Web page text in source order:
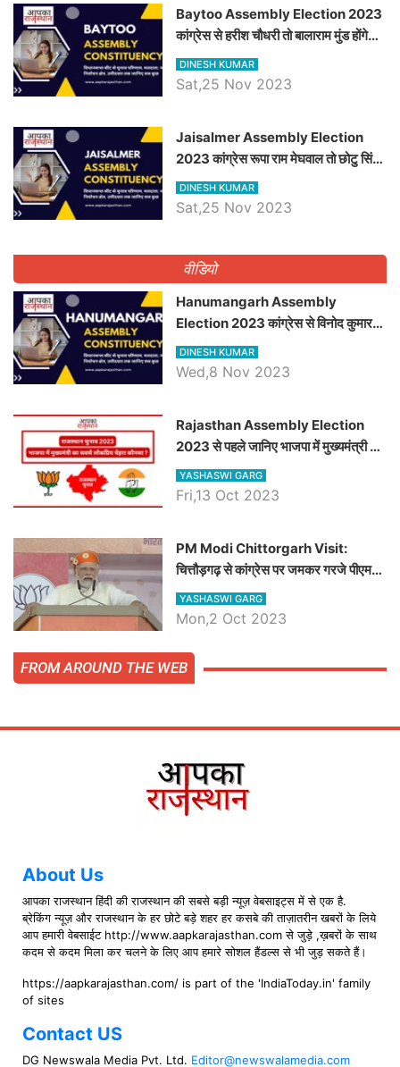
Baytoo Assembly Election 2023
कांग्रेस से हरीश चौधरी तो बालाराम मुंड होंगे
भाजपा उम्मीदवार, जानिये बायतू विधानसभा
सीट के ताजा समीकरण
DINESH KUMAR
Sat,25 Nov 2023
​​​​​​​Jaisalmer Assembly Election
2023 कांग्रेस रूपा राम मेघवाल तो छोटु सिंह
भाटी होंगे भाजपा उम्मीदवार, जानिये जैसलमेर
विधानसभा सीट के ताजा समीकरण
DINESH KUMAR
Sat,25 Nov 2023
वीडियो
Hanumangarh Assembly
Election 2023 कांग्रेस से विनोद कुमार
चौधरी तो अमित चौधरी होंगे भाजपा उम्मीदवार,
जानिये हनुमानगढ़ विधानसभा सीट के ताजा
DINESH KUMAR
Wed,8 Nov 2023
Rajasthan Assembly Election
2023 से पहले जानिए भाजपा में मुख्यमंत्री का
सबसे लोकप्रिय चेहरा कौनसा ?
YASHASWI GARG
Fri,13 Oct 2023
PM Modi Chittorgarh Visit:
चित्तौड़गढ़ से कांग्रेस पर जमकर गरजे पीएम
मोदी, जाने प्रधानमंत्री के भाषण की बड़ी
बातें, देखें वीडियो
YASHASWI GARG
Mon,2 Oct 2023
FROM AROUND THE WEB
About Us
आपका राजस्थान हिंदी की राजस्थान की सबसे बड़ी न्यूज़ वेबसाइट्स में से एक है.
ब्रेकिंग न्यूज़ और राजस्थान के हर छोटे बड़े शहर हर कसबे की ताज़ातरीन खबरों के लिये
आप हमारी वेबसाईट http://www.aapkarajasthan.com से जुड़े ,ख़बरों के साथ
कदम से कदम मिला कर चलने के लिए आप हमारे सोशल हैंडल्स से भी जुड़ सकते हैं।
https://aapkarajasthan.com/ is part of the 'IndiaToday.in' family
of sites
Contact US
DG Newswala Media Pvt. Ltd. Editor@newswalamedia.com